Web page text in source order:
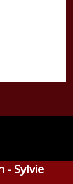
- Sylvie